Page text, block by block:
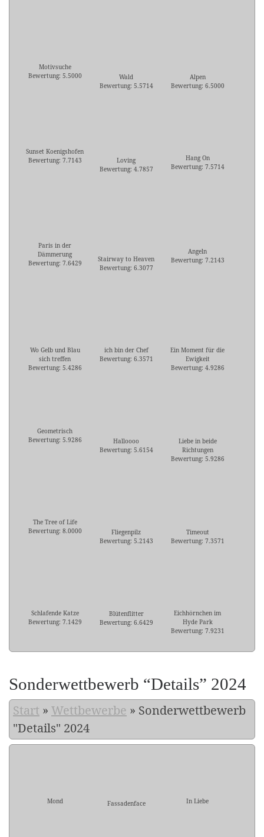
Motivsuche
Bewertung: 5.5000
Wald
Bewertung: 5.5714
Alpen
Bewertung: 6.5000
Sunset Koenigshofen
Bewertung: 7.7143
Loving
Bewertung: 4.7857
Hang On
Bewertung: 7.5714
Paris in der
Dämmerung
Bewertung: 7.6429
Stairway to Heaven
Bewertung: 6.3077
Angeln
Bewertung: 7.2143
Wo Gelb und Blau
sich treffen
Bewertung: 5.4286
ich bin der Chef
Bewertung: 6.3571
Ein Moment für die
Ewigkeit
Bewertung: 4.9286
Geometrisch
Bewertung: 5.9286
Halloooo
Bewertung: 5.6154
Liebe in beide
Richtungen
Bewertung: 5.9286
The Tree of Life
Bewertung: 8.0000
Fliegenpilz
Bewertung: 5.2143
Timeout
Bewertung: 7.3571
Schlafende Katze
Bewertung: 7.1429
Blütenflitter
Bewertung: 6.6429
Eichhörnchen im
Hyde Park
Bewertung: 7.9231
Sonderwettbewerb “Details” 2024
Start » Wettbewerbe » Sonderwettbewerb
"Details" 2024
Mond Fassadenface In Liebe